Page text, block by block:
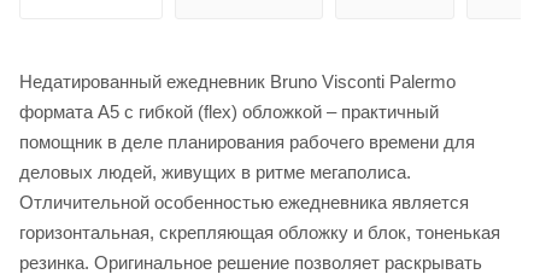
Недатированный ежедневник Bruno Visconti Palermo
формата А5 с гибкой (flex) обложкой – практичный
помощник в деле планирования рабочего времени для
деловых людей, живущих в ритме мегаполиса.
Отличительной особенностью ежедневника является
горизонтальная, скрепляющая обложку и блок, тоненькая
резинка. Оригинальное решение позволяет раскрывать